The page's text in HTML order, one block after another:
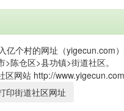
亿个村的网址（yigecun.com）
陈仓区>县功镇>街道社区。
印街道社区网址